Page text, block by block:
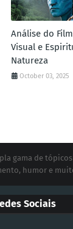
Análise do
Visual e
Natureza
October 03, 2025
gama de
humor e
Sociais